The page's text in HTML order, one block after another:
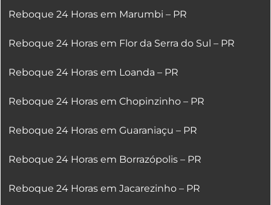
Reboque 24 Horas em Marumbi – PR
Reboque 24 Horas em Flor da Serra do Sul – PR
Reboque 24 Horas em Loanda – PR
Reboque 24 Horas em Chopinzinho – PR
Reboque 24 Horas em Guaraniaçu – PR
Reboque 24 Horas em Borrazópolis – PR
Reboque 24 Horas em Jacarezinho – PR